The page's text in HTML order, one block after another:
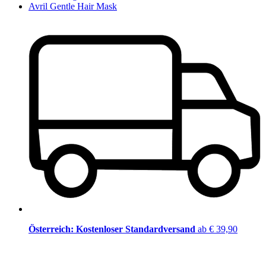
Avril Gentle Hair Mask
Österreich: Kostenloser Standardversand ab € 39,90